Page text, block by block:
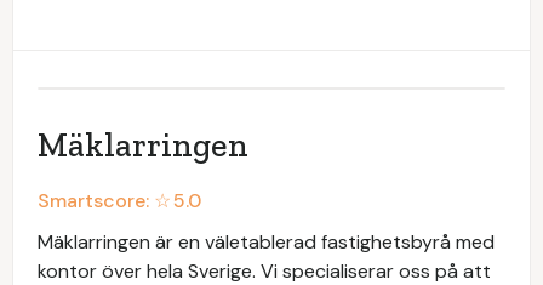
Mäklarringen
Smartscore: ☆5.0
Mäklarringen är en väletablerad fastighetsbyrå med
kontor över hela Sverige. Vi specialiserar oss på att